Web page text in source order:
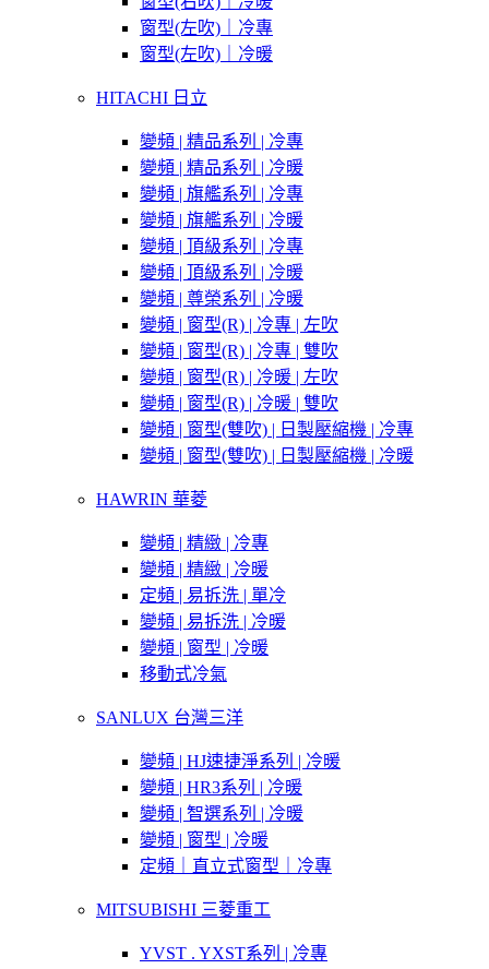
窗型(左吹)｜冷專
窗型(左吹)｜冷暖
HITACHI 日立
變頻 | 精品系列 | 冷專
變頻 | 精品系列 | 冷暖
變頻 | 旗艦系列 | 冷專
變頻 | 旗艦系列 | 冷暖
變頻 | 頂級系列 | 冷專
變頻 | 頂級系列 | 冷暖
變頻 | 尊榮系列 | 冷暖
變頻 | 窗型(R) | 冷專 | 左吹
變頻 | 窗型(R) | 冷專 | 雙吹
變頻 | 窗型(R) | 冷暖 | 左吹
變頻 | 窗型(R) | 冷暖 | 雙吹
變頻 | 窗型(雙吹) | 日製壓縮機 | 冷專
變頻 | 窗型(雙吹) | 日製壓縮機 | 冷暖
HAWRIN 華菱
變頻 | 精緻 | 冷專
變頻 | 精緻 | 冷暖
定頻 | 易拆洗 | 單冷
變頻 | 易拆洗 | 冷暖
變頻 | 窗型 | 冷暖
移動式冷氣
SANLUX 台灣三洋
變頻 | HJ速捷淨系列 | 冷暖
變頻 | HR3系列 | 冷暖
變頻 | 智選系列 | 冷暖
變頻 | 窗型 | 冷暖
定頻｜直立式窗型｜冷專
MITSUBISHI 三菱重工
YVST . YXST系列 | 冷專